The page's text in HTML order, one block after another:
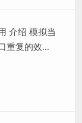
介绍 模拟当
重复的效…
馆】Mirror